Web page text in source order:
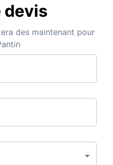
devis
des maintenant pour